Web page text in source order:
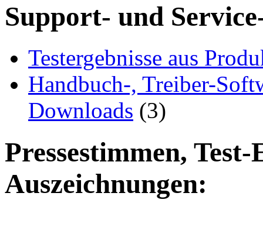
Support- und
Testergebnisse aus
Handbuch-, Treiber-
Downloads (3)
Pressestimmen,
Auszeichnungen: